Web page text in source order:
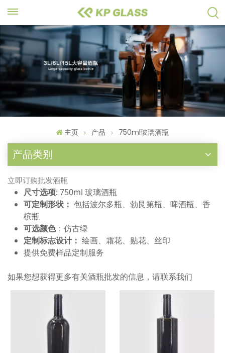
主页 产品 750ml玻璃酒瓶
产品类别
立即订购批发酒瓶
尺寸选项: 750ml 玻璃酒瓶
可定制形状： 包括波尔多瓶、勃艮第瓶、啤酒瓶、香
槟瓶
可选颜色：仿古绿
定制标志设计： 绘画、霜花、贴花、丝印
提供免费样品定制服务
如果您想获得更多有关酒瓶批发的信息，请联系我们